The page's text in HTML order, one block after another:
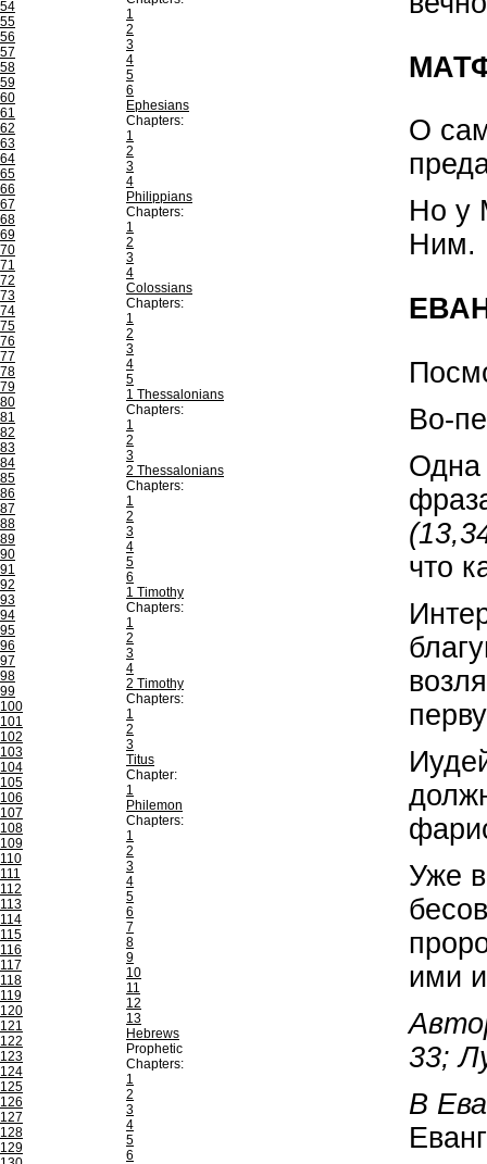
54
55
56
57
58
59
60
61
62
63
64
65
66
67
68
69
70
71
72
73
74
75
76
77
78
79
80
81
82
83
84
85
86
87
88
89
90
91
92
93
94
95
96
97
98
99
100
101
102
103
104
105
106
107
108
109
110
111
112
113
114
115
116
117
118
119
120
121
122
123
124
125
126
127
128
129
1
2
3
4
5
6
Ephesians
Chapters:
1
2
3
4
Philippians
Chapters:
1
2
3
4
Colossians
Chapters:
1
2
3
4
5
1 Thessalonians
Chapters:
1
2
3
2 Thessalonians
Chapters:
1
2
3
4
5
6
1 Timothy
Chapters:
1
2
3
4
2 Timothy
Chapters:
1
2
3
Titus
Chapter:
1
Philemon
Chapters:
1
2
3
4
5
6
7
8
9
10
11
12
13
Hebrews
Prophetic
Chapters:
1
2
3
4
5
6
О
Но у
Ним.
Во-
Одна
что
Уже
ими
33;
В